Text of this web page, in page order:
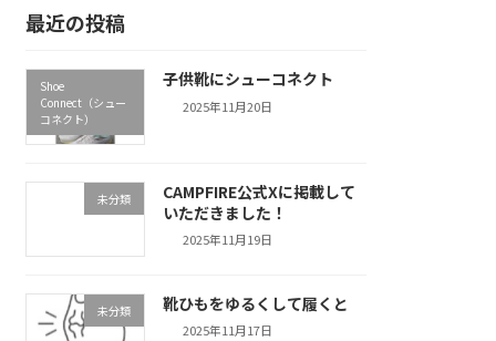
最近の投稿
Shoe
Connect（シュー
コネクト）
子供靴にシューコネクト
2025年11月20日
未分類
CAMPFIRE公式Xに掲載して
いただきました！
2025年11月19日
未分類 靴ひもをゆるくして履くと
2025年11月17日